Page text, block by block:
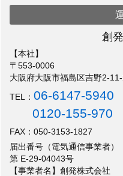
創
【本社】
〒553-0006
大阪府大阪市福島区吉野2-
TEL：06-6147-5940
0120-155-970
FAX：050-3153-1827
届出番号（電気通信事業者）
第 E-29-04043号
【事業者名】創発株式会社